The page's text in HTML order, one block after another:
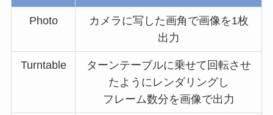
Photo
カメラに写した画角で画像を1枚
出力
Turntable
ターンテーブルに乗せて回転させ
たようにレンダリングし
フレーム数分を画像で出力